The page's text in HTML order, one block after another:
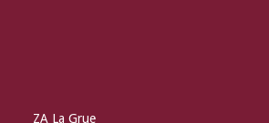
ZA La Grue